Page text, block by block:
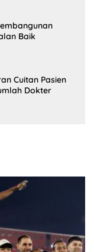
Baik
Cuitan Pasien
Dokter